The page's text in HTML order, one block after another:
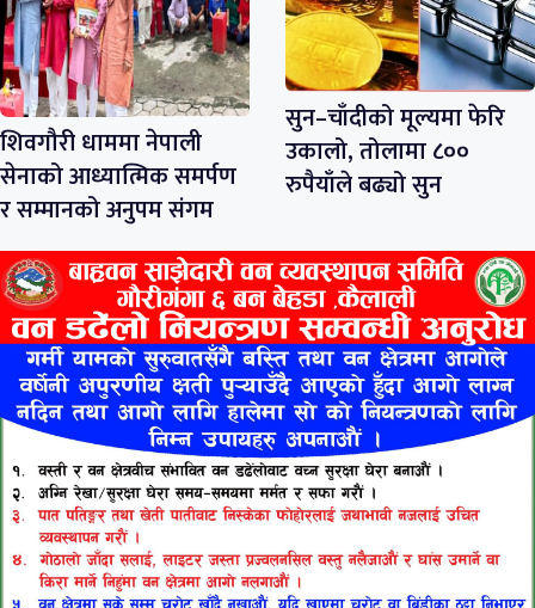
शिवगौरी धाममा नेपाली
सेनाको आध्यात्मिक समर्पण
र सम्मानको अनुपम संगम
सुन–चाँदीको मूल्यमा फेरि
उकालो, तोलामा ८००
रुपैयाँले बढ्यो सुन